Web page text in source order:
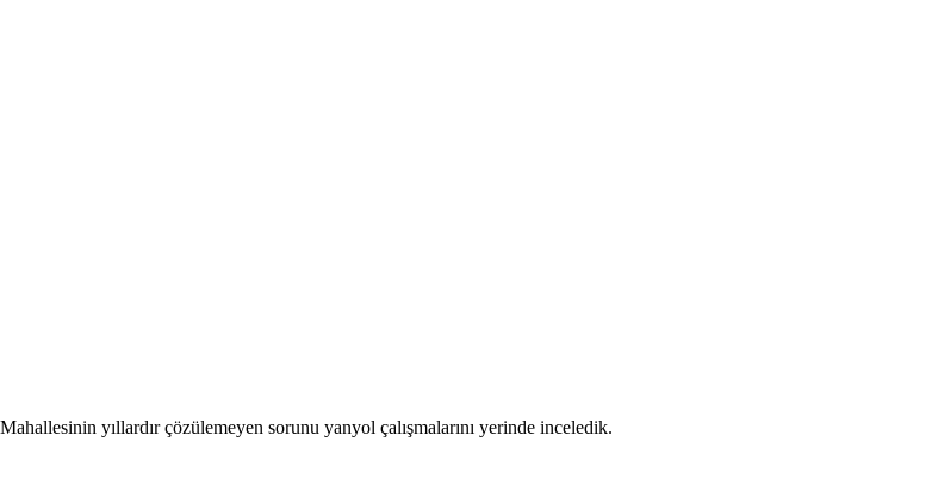
yıllardır çözülemeyen sorunu yanyol çalışmalarını yerinde inceledik.